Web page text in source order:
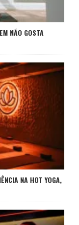
NÃO GOSTA
NA HOT YOGA,